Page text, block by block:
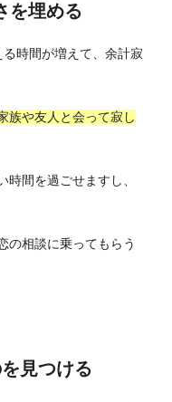
を埋める
時間が増えて、余計寂
族や友人と会って寂し
間を過ごせますし、
の相談に乗ってもらう
見つける